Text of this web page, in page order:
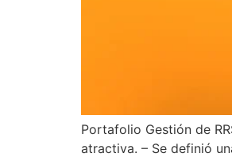
Portafolio Gestión de
atractiva. – Se definió